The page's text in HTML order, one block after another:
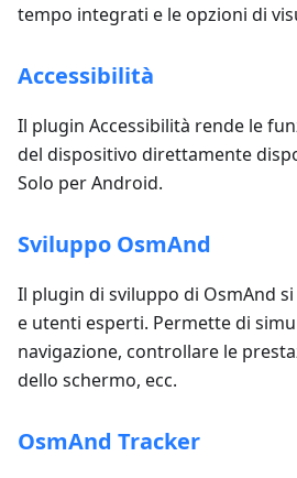
tempo integrati e le opzioni di
Accessibilità
Il plugin Accessibilità rende le
del dispositivo direttamente
Solo per Android.
Sviluppo OsmAnd
Il plugin di sviluppo di OsmAnd
e utenti esperti. Permette di
navigazione, controllare le
dello schermo, ecc.
OsmAnd Tracker